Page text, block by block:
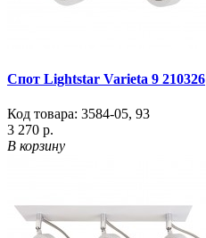
Спот Lightstar Varieta 9 210326
Код товара: 3584-05, 93
3 270 р.
В корзину